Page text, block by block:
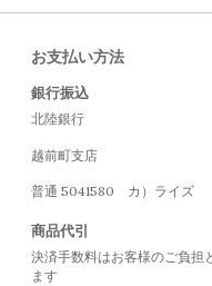
お支払い方法
銀行振込
北陸銀行
越前町支店
普通 5041580 カ）ライズ
商品代引
決済手数料はお客様のご負担
ます